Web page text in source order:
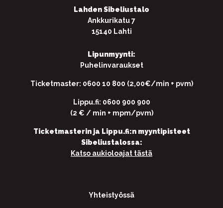
Lahden Sibeliustalo
Ankkurikatu 7
15140 Lahti
Lipunmyynti:
Puhelinvaraukset
Ticketmaster: 0600 10 800 (2,00€/min + pvm)
Lippu.fi: 0600 900 900
(2 € / min + mpm/pvm)
Ticketmasterin ja Lippu.fi:n myyntipisteet
Sibeliustalossa:
Katso aukioloajat tästä
Yhteistyössä